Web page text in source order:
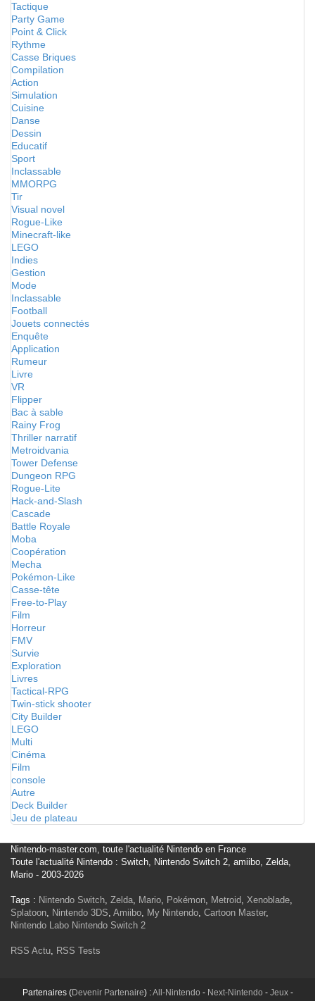
Tactique
Party Game
Point & Click
Rythme
Casse Briques
Compilation
Action
Simulation
Cuisine
Danse
Dessin
Educatif
Sport
Inclassable
MMORPG
Tir
Visual novel
Rogue-Like
Minecraft-like
LEGO
Indies
Gestion
Mode
Inclassable
Football
Jouets connectés
Enquête
Application
Rumeur
Livre
VR
Flipper
Bac à sable
Rainy Frog
Thriller narratif
Metroidvania
Tower Defense
Dungeon RPG
Rogue-Lite
Hack-and-Slash
Cascade
Battle Royale
Moba
Coopération
Mecha
Pokémon-Like
Casse-tête
Free-to-Play
Film
Horreur
FMV
Survie
Exploration
Livres
Tactical-RPG
Twin-stick shooter
City Builder
LEGO
Multi
Cinéma
Film
console
Autre
Deck Builder
Jeu de plateau
Nintendo-master.com, toute l'actualité Nintendo en France
Toute l'actualité Nintendo : Switch, Nintendo Switch 2, amiibo, Zelda,
Mario - 2003-2026
Tags : Nintendo Switch, Zelda, Mario, Pokémon, Metroid, Xenoblade,
Splatoon, Nintendo 3DS, Amiibo, My Nintendo, Cartoon Master,
Nintendo Labo Nintendo Switch 2
RSS Actu, RSS Tests
Partenaires (Devenir Partenaire) :All-Nintendo - Next-Nintendo - Jeux-